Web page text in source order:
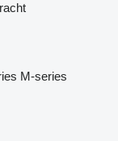
M-series